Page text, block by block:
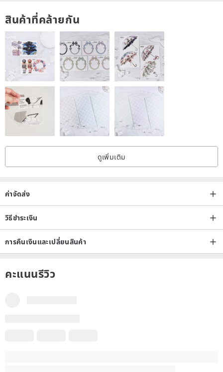
สินค้าที่คล้ายกัน
ดูเพิ่มเติม
ค่าจัดส่ง
วิธีชำระเงิน
การคืนเงินและเปลี่ยนสินค้า
คะแนนรีวิว